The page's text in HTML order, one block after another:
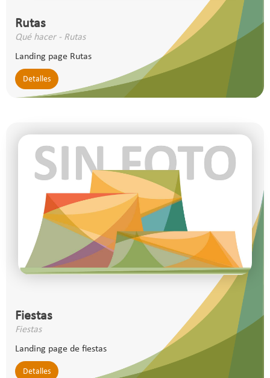
Rutas
Qué hacer - Rutas
Landing page Rutas
Detalles
Fiestas
Fiestas
Landing page de fiestas
Detalles